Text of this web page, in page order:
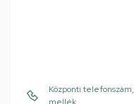
Központi telefonszám,